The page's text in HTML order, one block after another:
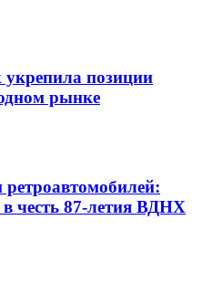
позиции
рынке
честь 87-летия ВДНХ